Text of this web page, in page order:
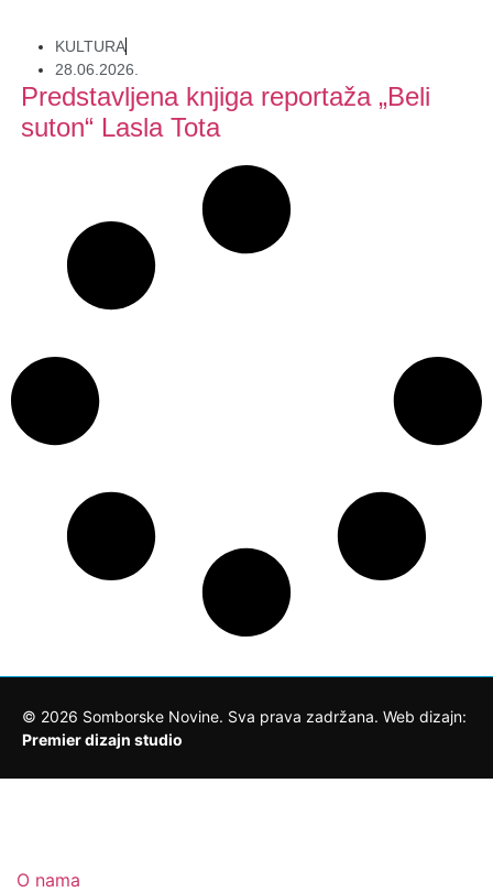
KULTURA
28.06.2026.
Predstavljena knjiga reportaža „Beli
suton“ Lasla Tota
© 2026 Somborske Novine. Sva prava zadržana. Web dizajn:
Premier dizajn studio
O nama